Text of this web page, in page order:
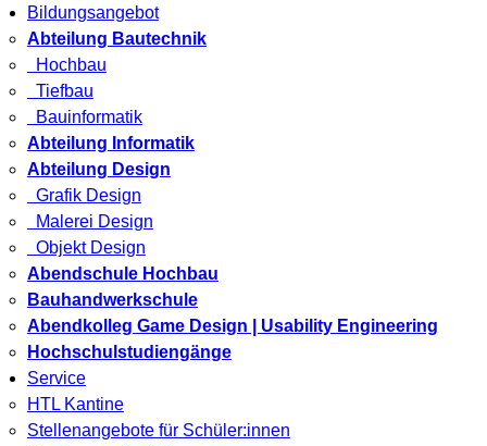
Bildungsangebot
Abteilung Bautechnik
Hochbau
Tiefbau
Bauinformatik
Abteilung Informatik
Abteilung Design
Grafik Design
Malerei Design
Objekt Design
Abendschule Hochbau
Bauhandwerkschule
Abendkolleg Game Design | Usability Engineering
Hochschulstudiengänge
Service
HTL Kantine
Stellenangebote für Schüler:innen